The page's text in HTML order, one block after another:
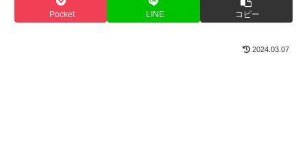
Pocket LINE コピー
2024.03.07